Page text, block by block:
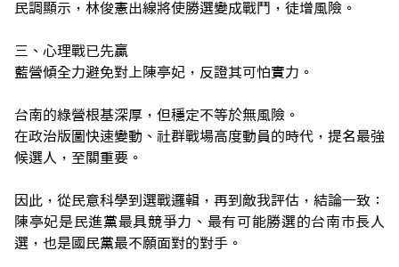
民調顯示，林俊憲出線將使勝選變成戰鬥，徒增風險。
三、心理戰已先贏
藍營傾全力避免對上陳亭妃，反證其可怕實力。
台南的綠營根基深厚，但穩定不等於無風險。
在政治版圖快速變動、社群戰場高度動員的時代，提名最強
候選人，至關重要。
因此，從民意科學到選戰邏輯，再到敵我評估，結論一致：
陳亭妃是民進黨最具競爭力、最有可能勝選的台南市長人
選，也是國民黨最不願面對的對手。